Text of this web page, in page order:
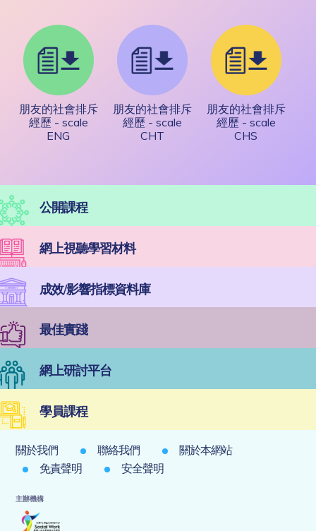
朋友的社會排斥
經歷 - scale
ENG
朋友的社會排斥
經歷 - scale
CHT
朋友的社會排斥
經歷 - scale
CHS
公開課程
網上視聽學習材料
成效/影響指標資料庫
最佳實踐
網上研討平台
學員課程
關於我們 聯絡我們
關於本網站
免責聲明
安全聲明
主辦機構